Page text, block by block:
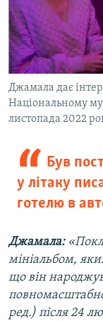
Джамала дає
Національному
листопада 2022
Був
у літаку
готелю в
Джамала:
мініальбом,
що він
ред.) після 24